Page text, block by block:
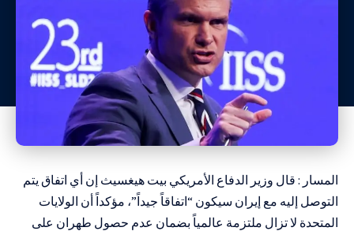
المسار : قال وزير الدفاع الأمريكي بيت هيغسيث إن أي اتفاق يتم
التوصل إليه مع إيران سيكون “اتفاقاً جيداً”، مؤكداً أن الولايات
المتحدة لا تزال ملتزمة عالمياً بضمان عدم حصول طهران على